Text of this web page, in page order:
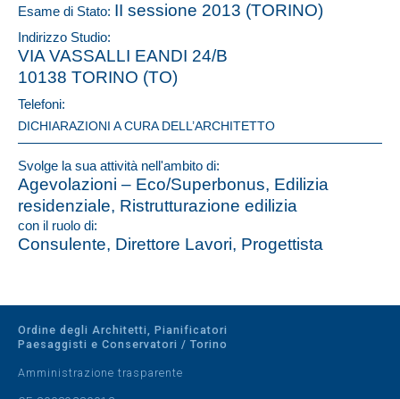
Esame di Stato: II sessione 2013 (TORINO)
Indirizzo Studio:
VIA VASSALLI EANDI 24/B
10138 TORINO (TO)
Telefoni:
DICHIARAZIONI A CURA DELL’ARCHITETTO
Svolge la sua attività nell'ambito di:
Agevolazioni – Eco/Superbonus, Edilizia
residenziale, Ristrutturazione edilizia
con il ruolo di:
Consulente, Direttore Lavori, Progettista
Ordine degli Architetti, Pianificatori
Paesaggisti e Conservatori / Torino
Amministrazione trasparente